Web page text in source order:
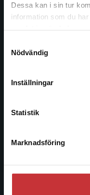
Dessa kan i sin tur
information som du
Nödvändig
Inställningar
Statistik
Marknadsföring
Det verkar som att
Vi erbjuder inte
att kunna slutföra
Postadress:
Box 141
221 00 Lund
Besöksadress:
Kundservice
046-31 21 00